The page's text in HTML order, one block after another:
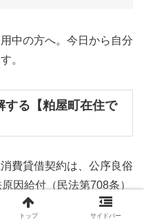
中の方へ。今日から自分
。
する【粕屋町在住で
費貸借契約は、公序良俗
因給付（民法第708条）
す。粕屋町在住であって
トップ サイドバー